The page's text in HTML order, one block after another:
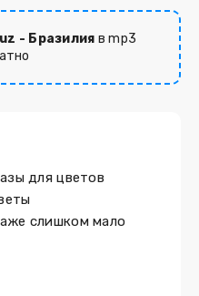
- Бразилия в mp3
для цветов
слишком мало